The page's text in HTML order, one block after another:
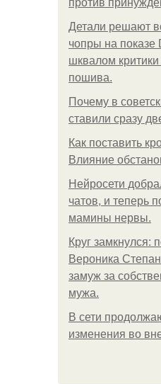
против
Детали решают
чопры на показе
шквалом
пошива.
Почему в
ставили сразу
Как поставить
Влияние
Нейросети
чатов, и теперь
мамины нервы.
Круг замкнулся:
Вероника
замуж за
мужа.
В сети
изменения во